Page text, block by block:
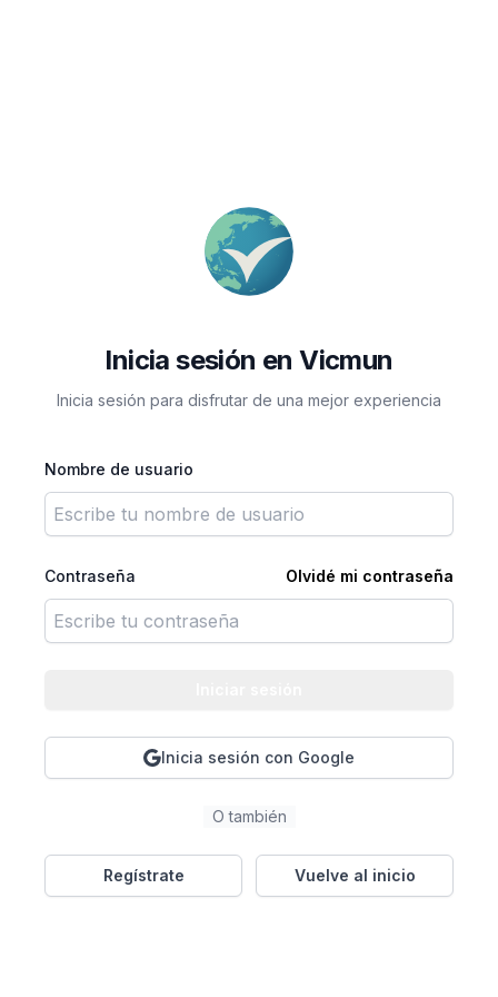
Inicia sesión en Vicmun
Inicia sesión para disfrutar de una mejor experiencia
Nombre de usuario
Contraseña Olvidé mi contraseña
Inicia sesión con Google
O también
Regístrate Vuelve al inicio